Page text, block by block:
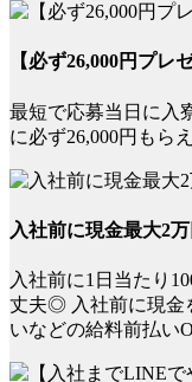
【必ず26,000円プ
最短で応募当日に入
に必ず26,000円も
入社前に現金最大2
入社前に1日当たり
丈夫◎ 入社前に現金
いなどの給料前払い